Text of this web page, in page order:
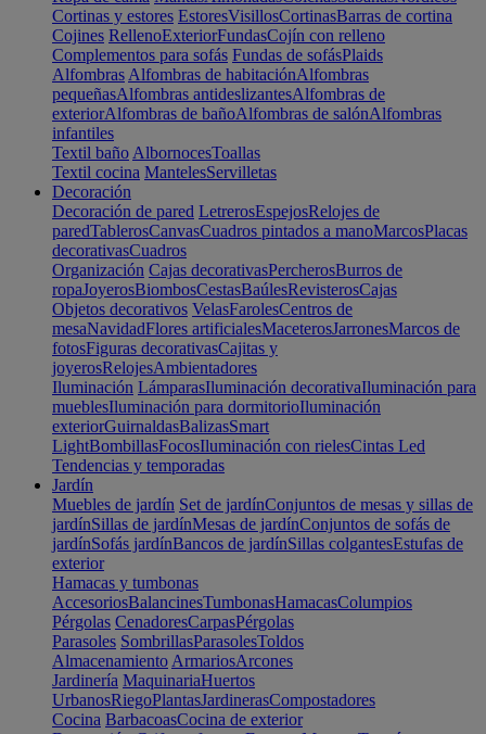
Cortinas y estores EstoresVisillosCortinasBarras de cortina
Cojines RellenoExteriorFundasCojín con relleno
Complementos para sofás Fundas de sofásPlaids
Alfombras Alfombras de habitaciónAlfombras
pequeñasAlfombras antideslizantesAlfombras de
exteriorAlfombras de bañoAlfombras de salónAlfombras
infantiles
Textil baño AlbornocesToallas
Textil cocina MantelesServilletas
Decoración
Decoración de pared LetrerosEspejosRelojes de
paredTablerosCanvasCuadros pintados a manoMarcosPlacas
decorativasCuadros
Organización Cajas decorativasPercherosBurros de
ropaJoyerosBiombosCestasBaúlesRevisterosCajas
Objetos decorativos VelasFarolesCentros de
mesaNavidadFlores artificialesMaceterosJarronesMarcos de
fotosFiguras decorativasCajitas y
joyerosRelojesAmbientadores
Iluminación LámparasIluminación decorativaIluminación para
mueblesIluminación para dormitorioIluminación
exteriorGuirnaldasBalizasSmart
LightBombillasFocosIluminación con rielesCintas Led
Tendencias y temporadas
Jardín
Muebles de jardín Set de jardínConjuntos de mesas y sillas de
jardínSillas de jardínMesas de jardínConjuntos de sofás de
jardínSofás jardínBancos de jardínSillas colgantesEstufas de
exterior
Hamacas y tumbonas
AccesoriosBalancinesTumbonasHamacasColumpios
Pérgolas CenadoresCarpasPérgolas
Parasoles SombrillasParasolesToldos
Almacenamiento ArmariosArcones
Jardinería MaquinariaHuertos
UrbanosRiegoPlantasJardinerasCompostadores
Cocina BarbacoasCocina de exterior